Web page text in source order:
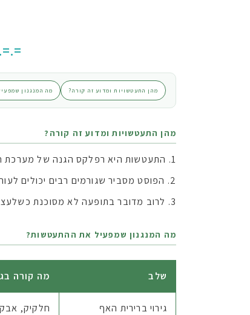
מהן התעטשויות ומדוע זה קורה? מה המנגנון
מהן התעטשויות ומדוע זה קורה?
התעטשות היא רפלקס הגנה של מערכת
הפוסט מסביר שגורמים רבים יכולים
לרוב מדובר בתופעה לא מסוכנת
מה המנגנון שמפעיל את ההתעטשות?
שלב מה קורה
גירוי ברירית האף חלקיק,